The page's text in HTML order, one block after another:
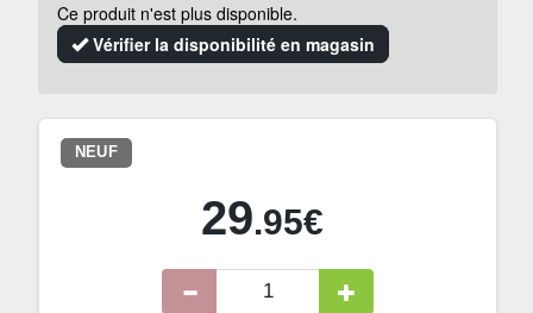
Ce produit n'est plus disponible.
Vérifier la disponibilité en magasin
NEUF
29.95€